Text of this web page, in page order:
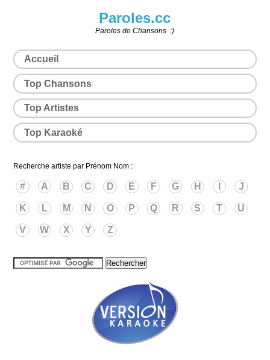
Paroles.cc
Paroles de Chansons :)
Accueil
Top Chansons
Top Artistes
Top Karaoké
Recherche artiste par Prénom Nom :
# A B C D E F G H J
K L M N O P Q R S T U
V W X Y Z